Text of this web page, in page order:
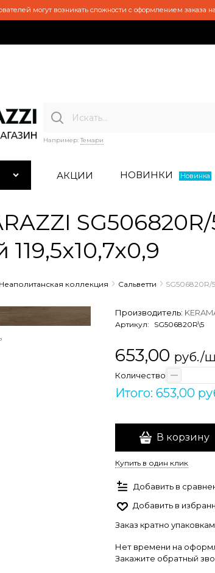
могут возникать сложности с оформлением заказа
Например: Темари
АКЦИИ НОВИНКИ Новинка
Неаполитанская коллекция Сальветти SG506820R/
Производитель:
Артикул: SG506820R\5
653,00 руб./
Количество
Итого: 653,00
В корзину
Купить в один клик
Добавить в
Добавить в
Заказ кратно
Нет времени на
Закажите обратный